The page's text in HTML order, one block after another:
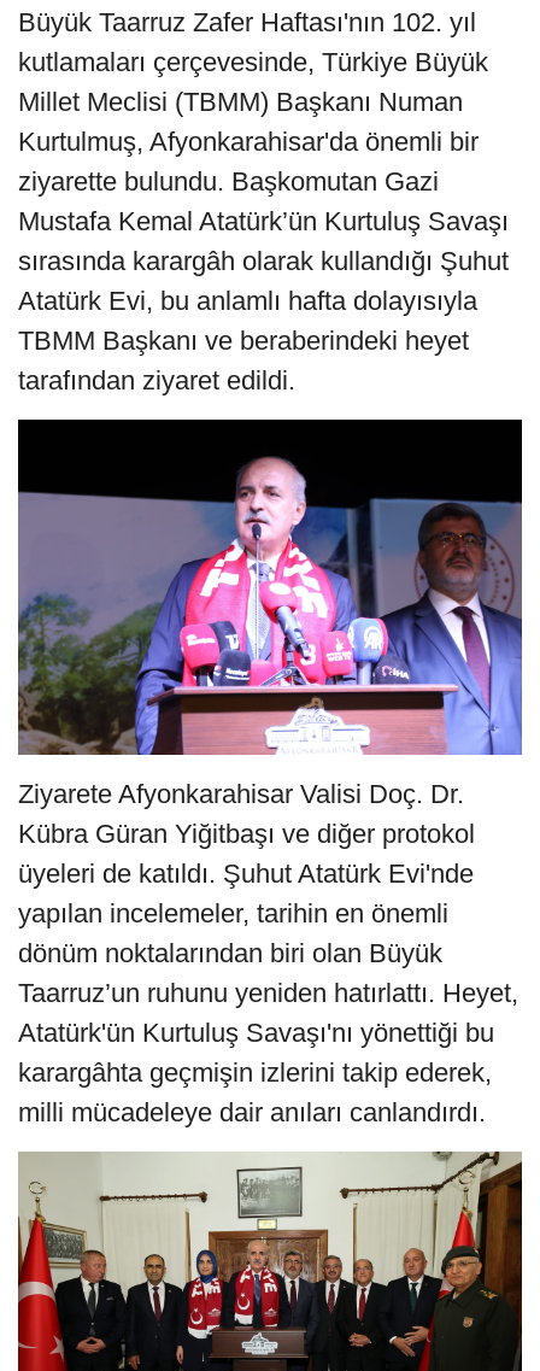
Büyük Taarruz Zafer Haftası'nın 102. yıl
kutlamaları çerçevesinde, Türkiye Büyük
Millet Meclisi (TBMM) Başkanı Numan
Kurtulmuş, Afyonkarahisar'da önemli bir
ziyarette bulundu. Başkomutan Gazi
Mustafa Kemal Atatürk’ün Kurtuluş Savaşı
sırasında karargâh olarak kullandığı Şuhut
Atatürk Evi, bu anlamlı hafta dolayısıyla
TBMM Başkanı ve beraberindeki heyet
tarafından ziyaret edildi.
Ziyarete Afyonkarahisar Valisi Doç. Dr.
Kübra Güran Yiğitbaşı ve diğer protokol
üyeleri de katıldı. Şuhut Atatürk Evi'nde
yapılan incelemeler, tarihin en önemli
dönüm noktalarından biri olan Büyük
Taarruz’un ruhunu yeniden hatırlattı. Heyet,
Atatürk'ün Kurtuluş Savaşı'nı yönettiği bu
karargâhta geçmişin izlerini takip ederek,
milli mücadeleye dair anıları canlandırdı.